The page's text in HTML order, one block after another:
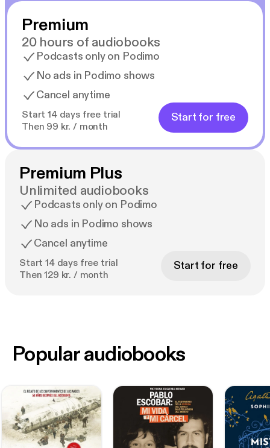
Premium
20 hours of audiobooks
Podcasts only on Podimo
No ads in Podimo shows
Cancel anytime
Start 14 days free trial
Then 99 kr. / month
Start for free
Premium Plus
Unlimited audiobooks
Podcasts only on Podimo
No ads in Podimo shows
Cancel anytime
Start 14 days free trial
Then 129 kr. / month
Start for free
Popular audiobooks